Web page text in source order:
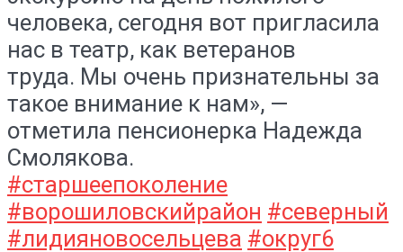
человека, сегодня вот пригласила
нас в театр, как ветеранов
труда. Мы очень признательны за
такое внимание к нам», —
отметила пенсионерка Надежда
Смолякова.
#старшеепоколение
#ворошиловскийрайон #северный
#лидияновосельцева #округ6